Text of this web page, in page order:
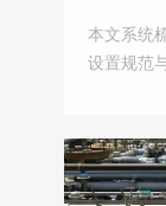
本文系统
设置规范